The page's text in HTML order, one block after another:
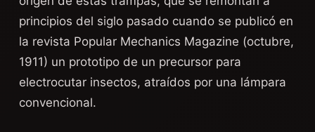
principios del siglo pasado cuando se publicó en
la revista Popular Mechanics Magazine (octubre,
1911) un prototipo de un precursor para
electrocutar insectos, atraídos por una lámpara
convencional.